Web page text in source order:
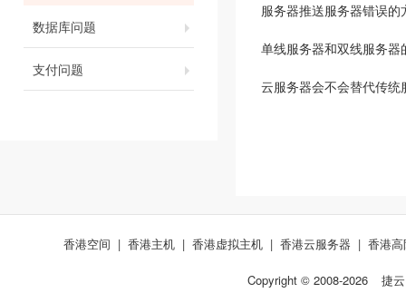
数据库问题
支付问题
服务器推送服务器错误的
单线服务器和双线服务器
云服务器会不会替代传统
香港空间 | 香港主机 | 香港虚拟主机 | 香港云服务器 | 香港
Copyright © 2008-2026
捷云